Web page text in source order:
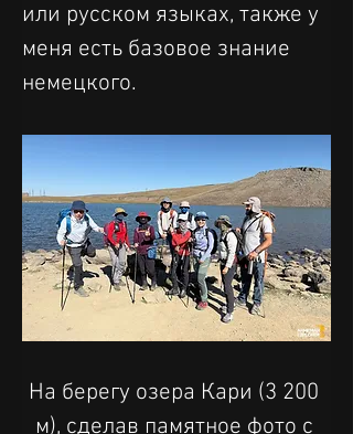
или русском языках, также у
меня есть базовое знание
немецкого.
На берегу озера Кари (3 200
м), сделав памятное фото с